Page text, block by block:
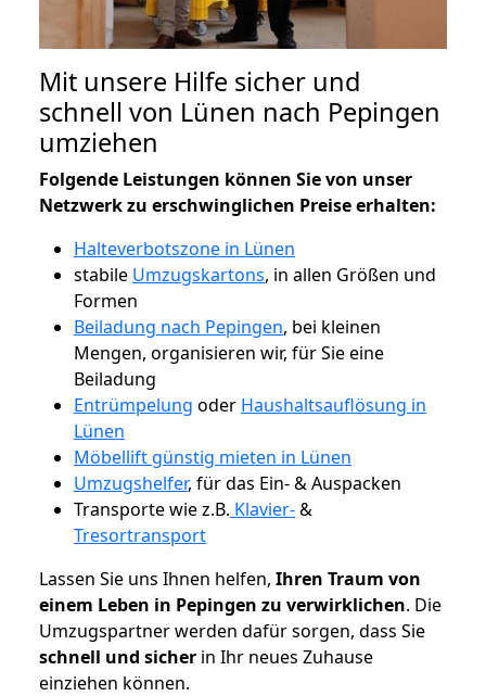
Mit unsere Hilfe sicher und
schnell von Lünen nach Pepingen
umziehen
Folgende Leistungen können Sie von unser
Netzwerk zu erschwinglichen Preise erhalten:
Halteverbotszone in Lünen
stabile Umzugskartons, in allen Größen und
Formen
Beiladung nach Pepingen, bei kleinen
Mengen, organisieren wir, für Sie eine
Beiladung
Entrümpelung oder Haushaltsauflösung in
Lünen
Möbellift günstig mieten in Lünen
Umzugshelfer, für das Ein- & Auspacken
Transporte wie z.B. Klavier-&
Tresortransport
Lassen Sie uns Ihnen helfen, Ihren Traum von
einem Leben in Pepingen zu verwirklichen. Die
Umzugspartner werden dafür sorgen, dass Sie
schnell und sicher in Ihr neues Zuhause
einziehen können.